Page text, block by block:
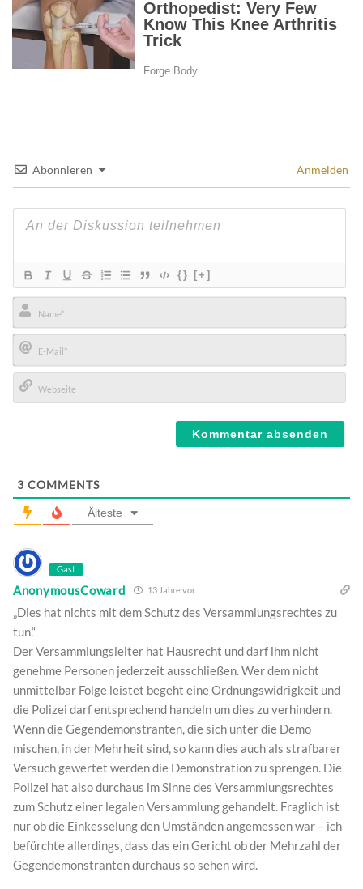
Abonnieren Anmelden
{} [+]
Name*
E-
Mail*
3 COMMENTS
Älteste
Gast
AnonymousCoward 13 Jahre vor
„Dies hat nichts mit dem Schutz des Versammlungsrechtes zu
tun.“
Der Versammlungsleiter hat Hausrecht und darf ihm nicht
genehme Personen jederzeit ausschließen. Wer dem nicht
unmittelbar Folge leistet begeht eine Ordnungswidrigkeit und
die Polizei darf entsprechend handeln um dies zu verhindern.
Wenn die Gegendemonstranten, die sich unter die Demo
mischen, in der Mehrheit sind, so kann dies auch als strafbarer
Versuch gewertet werden die Demonstration zu sprengen. Die
Polizei hat also durchaus im Sinne des Versammlungsrechtes
zum Schutz einer legalen Versammlung gehandelt. Fraglich ist
nur ob die Einkesselung den Umständen angemessen war – ich
befürchte allerdings, dass das ein Gericht ob der Mehrzahl der
Gegendemonstranten durchaus so sehen wird.